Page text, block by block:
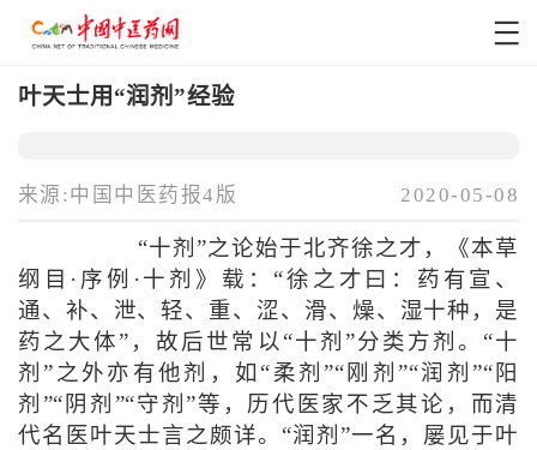
叶天士用“润剂”经验
来源:中国中医药报4版 2020-05-08
“十剂”之论始于北齐徐之才，《本草
纲目·序例·十剂》载：“徐之才曰：药有宣、
通、补、泄、轻、重、涩、滑、燥、湿十种，是
药之大体”，故后世常以“十剂”分类方剂。“十
剂”之外亦有他剂，如“柔剂”“刚剂”“润剂”“阳
剂”“阴剂”“守剂”等，历代医家不乏其论，而清
代名医叶天士言之颇详。“润剂”一名，屡见于叶